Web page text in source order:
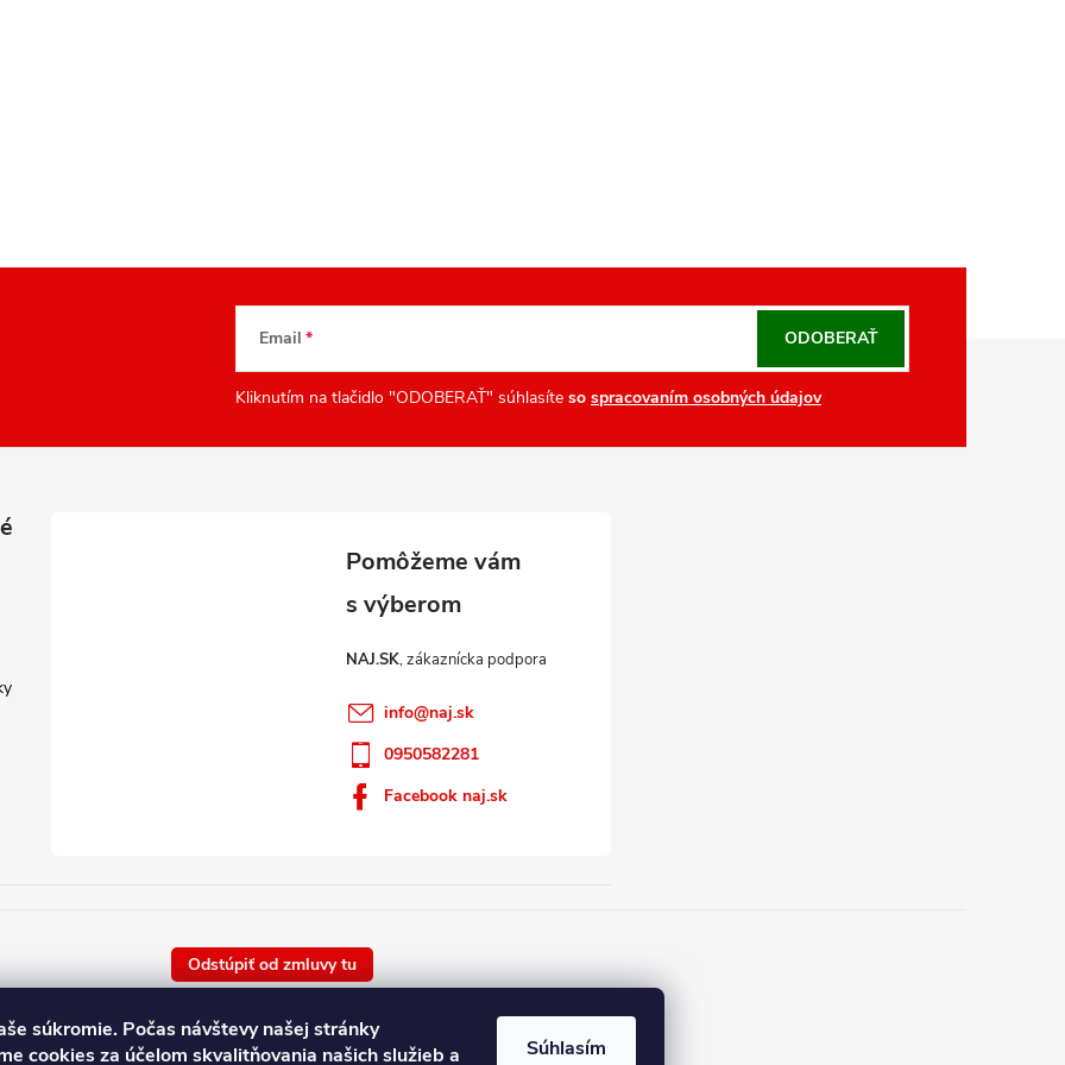
súkromie. Počas návštevy našej stránky
cookies za účelom skvalitňovania našich služieb a
Súhlasím
Email
Kliknutím na tlačidlo "ODOBERAŤ" súhlasíte so spracovaním osobných údajov
ODOBERAŤ
NAJ.SK
info@naj.sk
0950582281
Facebook naj.sk
Odstúpiť od zmluvy tu